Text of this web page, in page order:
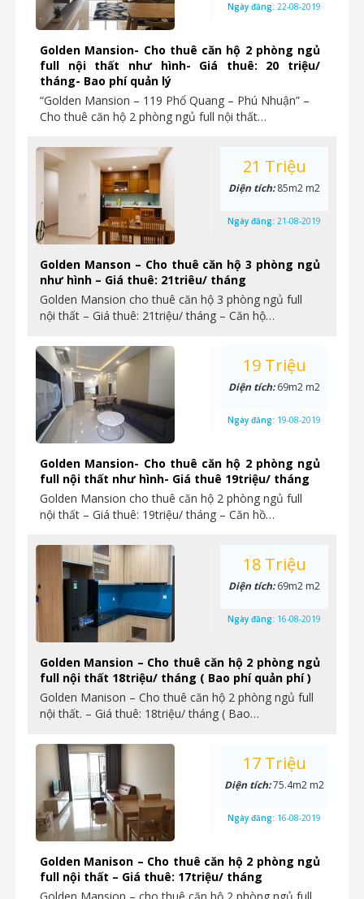
Golden Mansion- Cho thuê căn hộ 2 phòng ngủ
full nội thất như hình- Giá thuê: 20 triệu/
tháng- Bao phí quản lý
“Golden Mansion – 119 Phổ Quang – Phú Nhuận” –
Cho thuê căn hộ 2 phòng ngủ full nội thất…
Ngày đăng: 22-08-2019
Golden Manson – Cho thuê căn hộ 3 phòng ngủ
như hình – Giá thuê: 21triêu/ tháng
Golden Mansion cho thuê căn hộ 3 phòng ngủ full
nội thất – Giá thuê: 21triệu/ tháng – Căn hộ…
21 Triệu
Diện tích:85m2 m2
Ngày đăng: 21-08-2019
Golden Mansion- Cho thuê căn hộ 2 phòng ngủ
full nội thất như hình- Giá thuê 19triệu/ tháng
Golden Mansion cho thuê căn hộ 2 phòng ngủ full
nội thất – Giá thuê: 19triệu/ tháng – Căn hồ…
19 Triệu
Diện tích:69m2 m2
Ngày đăng: 19-08-2019
Golden Mansion – Cho thuê căn hộ 2 phòng ngủ
full nội thất 18triệu/ tháng ( Bao phí quản phí )
Golden Manison – Cho thuê căn hộ 2 phòng ngủ full
nội thất. – Giá thuê: 18triệu/ tháng ( Bao…
18 Triệu
Diện tích:69m2 m2
Ngày đăng: 16-08-2019
Golden Manison – Cho thuê căn hộ 2 phòng ngủ
full nội thất – Giá thuê: 17triệu/ tháng
17 Triệu
Diện tích:75.4m2 m2
Ngày đăng: 16-08-2019